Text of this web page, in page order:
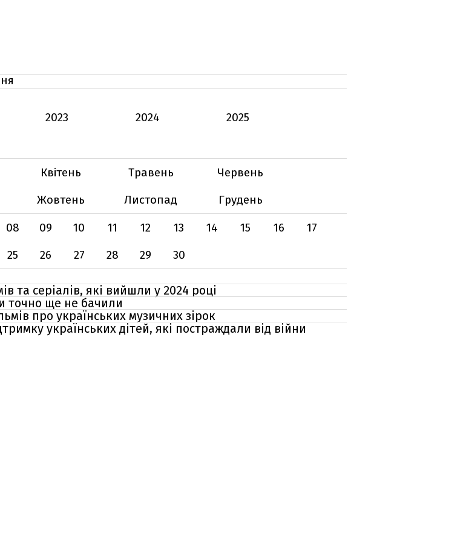
2023 2024
2025
Квітень Травень
Червень
Жовтень Листопад
Грудень
08 09 10 11 12 13 14 15 16
17
25 26 27 28 29 30
та серіалів, які вийшли у 2024 році
точно ще не бачили
про українських музичних зірок
українських дітей, які постраждали від війни